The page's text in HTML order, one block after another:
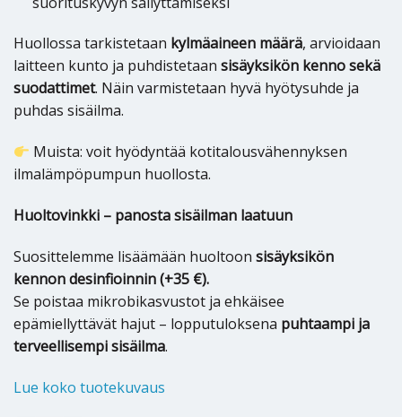
Huollossa tarkistetaan kylmäaineen määrä, arvioidaan
laitteen kunto ja puhdistetaan sisäyksikön kenno sekä
suodattimet. Näin varmistetaan hyvä hyötysuhde ja
puhdas sisäilma.
Muista: voit hyödyntää kotitalousvähennyksen
ilmalämpöpumpun huollosta.
Huoltovinkki – panosta sisäilman laatuun
Suosittelemme lisäämään huoltoon sisäyksikön
kennon desinfioinnin (+35 €).
Se poistaa mikrobikasvustot ja ehkäisee
epämiellyttävät hajut – lopputuloksena puhtaampi ja
terveellisempi sisäilma.
Lue koko tuotekuvaus